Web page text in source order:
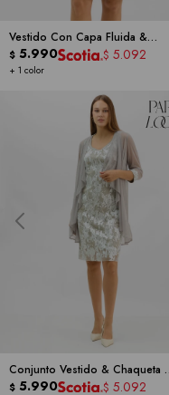
Vestido Con Capa Fluida &
Detalle En Cintura - RM RICHARDS
+ 1 color
$ 5.990 $ 5.092
Conjunto Vestido & Chaqueta -
RM RICHARDS
$ 5.990 $ 5.092